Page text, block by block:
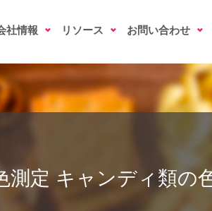
社情報 リソース お問い合わせ
測定 キャンディ類の